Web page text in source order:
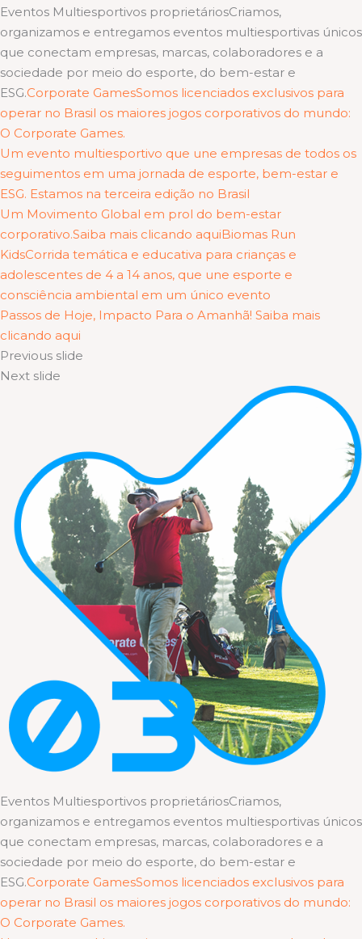
Eventos Multiesportivos proprietáriosCriamos,
organizamos e entregamos eventos multiesportivas únicos
que conectam empresas, marcas, colaboradores e a
sociedade por meio do esporte, do bem-estar e
ESG.Corporate GamesSomos licenciados exclusivos para
operar no Brasil os maiores jogos corporativos do mundo:
O Corporate Games.
Um evento multiesportivo que une empresas de todos os
seguimentos em uma jornada de esporte, bem-estar e
ESG. Estamos na terceira edição no Brasil
Um Movimento Global em prol do bem-estar
corporativo.Saiba mais clicando aquiBiomas Run
KidsCorrida temática e educativa para crianças e
adolescentes de 4 a 14 anos, que une esporte e
consciência ambiental em um único evento
Passos de Hoje, Impacto Para o Amanhã! Saiba mais
clicando aqui
Previous slide
Next slide
Eventos Multiesportivos proprietáriosCriamos,
organizamos e entregamos eventos multiesportivas únicos
que conectam empresas, marcas, colaboradores e a
sociedade por meio do esporte, do bem-estar e
ESG.Corporate GamesSomos licenciados exclusivos para
operar no Brasil os maiores jogos corporativos do mundo:
O Corporate Games.